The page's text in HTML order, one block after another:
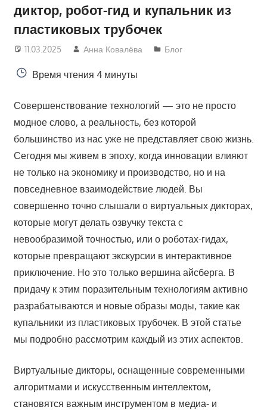
диктор, робот-гид и купальник из
пластиковых трубочек
11.03.2025 Анна Ковалёва Блог
Время чтения 4 минуты
Совершенствование технологий — это не просто
модное слово, а реальность, без которой
большинство из нас уже не представляет свою жизнь.
Сегодня мы живем в эпоху, когда инновации влияют
не только на экономику и производство, но и на
повседневное взаимодействие людей. Вы
совершенно точно слышали о виртуальных дикторах,
которые могут делать озвучку текста с
невообразимой точностью, или о роботах-гидах,
которые превращают экскурсии в интерактивное
приключение. Но это только вершина айсберга. В
придачу к этим поразительным технологиям активно
разрабатываются и новые образы моды, такие как
купальники из пластиковых трубочек. В этой статье
мы подробно рассмотрим каждый из этих аспектов.
Виртуальные дикторы, оснащенные современными
алгоритмами и искусственным интеллектом,
становятся важным инструментом в медиа- и